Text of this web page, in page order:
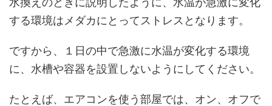
する環境はメダカにとってストレスとなります。
ですから、１日の中で急激に水温が変化する環境
に、水槽や容器を設置しないようにしてください。
たとえば、エアコンを使う部屋では、オン、オフで